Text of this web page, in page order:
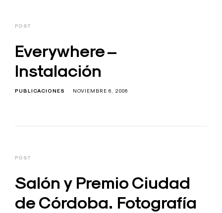
POST
Everywhere –
Instalación
PUBLICACIONES NOVIEMBRE 6, 2006
POST
Salón y Premio Ciudad
de Córdoba. Fotografía